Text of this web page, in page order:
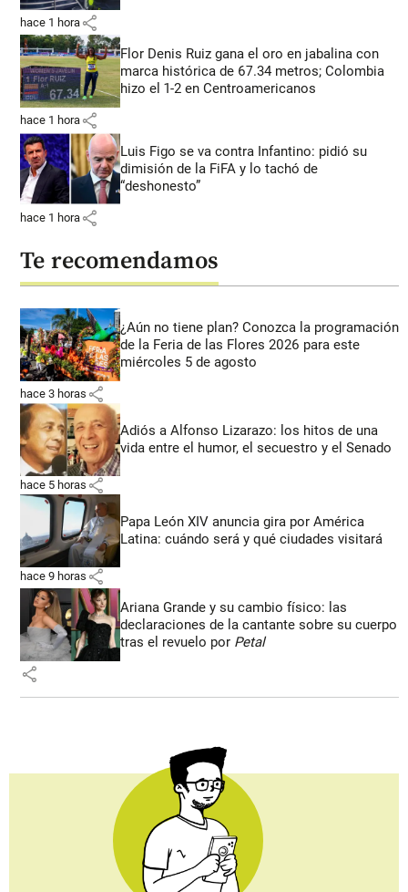
hace 1 hora share
Flor Denis Ruiz gana el oro en jabalina con
marca histórica de 67.34 metros; Colombia
hizo el 1-2 en Centroamericanos
hace 1 hora share
Luis Figo se va contra Infantino: pidió su
dimisión de la FiFA y lo tachó de
“deshonesto”
hace 1 hora share
Te recomendamos
¿Aún no tiene plan? Conozca la programación
de la Feria de las Flores 2026 para este
miércoles 5 de agosto
hace 3 horas share
Adiós a Alfonso Lizarazo: los hitos de una
vida entre el humor, el secuestro y el Senado
hace 5 horas share
Papa León XIV anuncia gira por América
Latina: cuándo será y qué ciudades visitará
hace 9 horas share
Ariana Grande y su cambio físico: las
declaraciones de la cantante sobre su cuerpo
tras el revuelo por Petal
share